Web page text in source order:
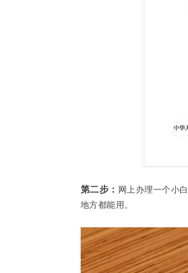
第二步： 网上办理一个小
地方都能用。